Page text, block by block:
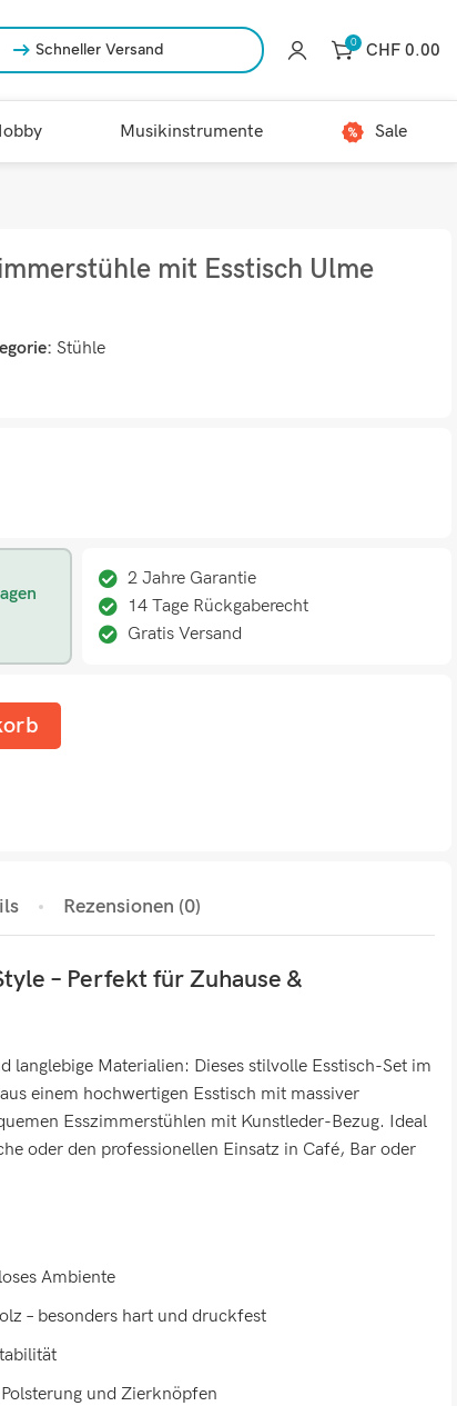
Schneller Versand 0 CHF 0.00
Musikinstrumente Sale
mit Esstisch Ulme
Stühle
2 Jahre Garantie
14 Tage Rückgaberecht
Gratis Versand
Rezensionen (0)
– Perfekt für Zuhause &
langlebige Materialien: Dieses stilvolle Esstisch-Set im
einem hochwertigen Esstisch mit massiver
Esszimmerstühlen mit Kunstleder-Bezug. Ideal
oder den professionellen Einsatz in Café, Bar oder
Ambiente
– besonders hart und druckfest
und Zierknöpfen